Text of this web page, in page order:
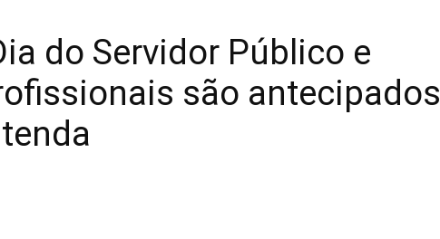
do Servidor Público e
são antecipados